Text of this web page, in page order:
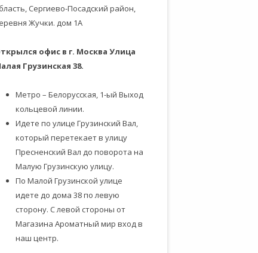
Сергиево-Посадский район,
Жучки. дом 1А
офис в г. Москва Улица
Грузинская 38.
Метро – Белорусская, 1-ый Выход
кольцевой линии.
Идете по улице Грузинский Вал,
который перетекает в улицу
Пресненский Вал до поворота на
Малую Грузинскую улицу.
По Малой Грузинской улице
идете до дома 38 по левую
сторону. С левой стороны от
Магазина Ароматный мир вход в
наш центр.